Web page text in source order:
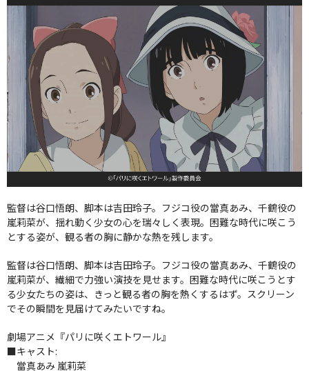
監督は谷口悟朗、脚本は吉田玲子。フジコ役の當真あみ、千鶴役の
嵐莉菜が、揺れ動く少女の心を瑞々しく表現。困難な時代に咲こう
とする姿が、観る者の胸に静かな熱を残します。
監督は谷口悟朗、脚本は吉田玲子。フジコ役の當真あみ、千鶴役の
嵐莉菜が、繊細で力強い演技を見せます。困難な時代に咲こうとす
る少女たちの姿は、きっと観る者の胸を熱くするはず。スクリーン
でその瞬間を見届けてみたいですね。
劇場アニメ『パリに咲くエトワール』
■キャスト:
當真あみ 嵐莉菜